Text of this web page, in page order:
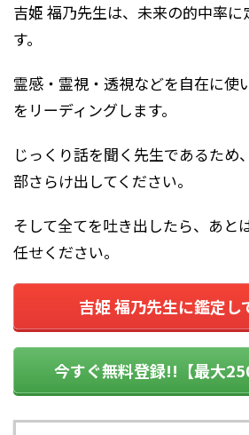
吉姫 福乃先生は、未来の的中率
す。
霊感・霊視・透視などを自在に使
をリーディングします。
じっくり話を聞く先生であるため
部さらけ出してください。
そして全てを吐き出したら、あと
任せください。
吉姫 福乃先生に鑑定し
今すぐ無料登録!!【最大